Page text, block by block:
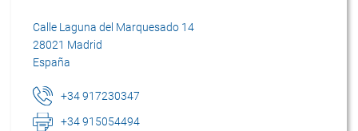
Calle Laguna del Marquesado 14
28021 Madrid
España
+34 917230347
+34 915054494